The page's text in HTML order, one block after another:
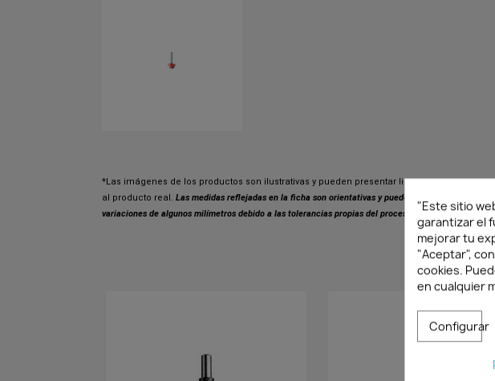
*Las imágenes de los productos son ilustrativas y pueden presentar ligeras variaciones
al producto real. Las medidas reflejadas en la ficha son orientativas y pueden presentar pequeñas
variaciones de algunos milímetros debido a las tolerancias propias del proceso de fabricación.
"Este sitio
garantizar el
mejorar tu
"Aceptar",
cookies.
en cualquier
Configurar